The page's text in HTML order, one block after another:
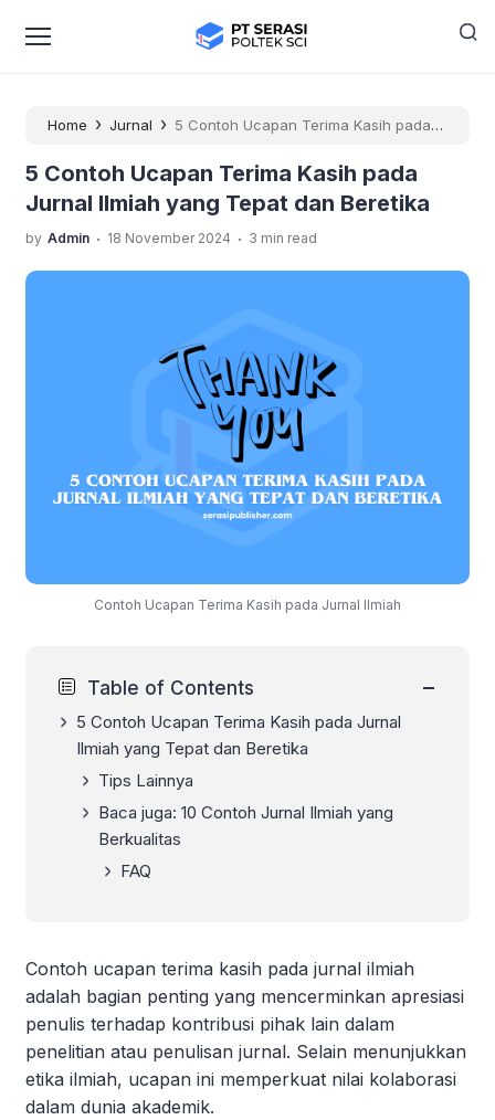
Home › Jurnal › 5 Contoh Ucapan Terima Kasih pada
5 Contoh Ucapan Terima Kasih pada
Jurnal Ilmiah yang Tepat dan Beretika
by Admin . 18 November 2024 . 3 min read
Contoh Ucapan Terima Kasih pada Jurnal Ilmiah
Table of Contents −
5 Contoh Ucapan Terima Kasih pada Jurnal
Ilmiah yang Tepat dan Beretika
Tips Lainnya
Baca juga: 10 Contoh Jurnal Ilmiah yang
Berkualitas
FAQ
Contoh ucapan terima kasih pada jurnal ilmiah
adalah bagian penting yang mencerminkan apresiasi
penulis terhadap kontribusi pihak lain dalam
penelitian atau penulisan jurnal. Selain menunjukkan
etika ilmiah, ucapan ini memperkuat nilai kolaborasi
dalam dunia akademik.